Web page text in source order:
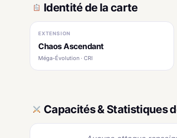
Identité de la carte
EXTENSION
Chaos Ascendant
Méga-Évolution · CRI
Capacités & Statistiques